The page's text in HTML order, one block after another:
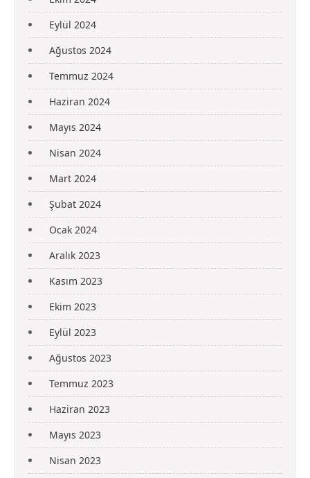
Eylül 2024
Ağustos 2024
Temmuz 2024
Haziran 2024
Mayıs 2024
Nisan 2024
Mart 2024
Şubat 2024
Ocak 2024
Aralık 2023
Kasım 2023
Ekim 2023
Eylül 2023
Ağustos 2023
Temmuz 2023
Haziran 2023
Mayıs 2023
Nisan 2023